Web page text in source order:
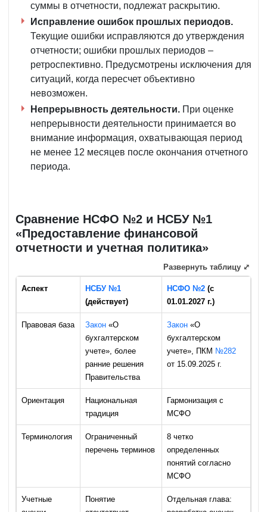
суммы в отчетности, подлежат раскрытию.
Исправление ошибок прошлых периодов.
Текущие ошибки исправляются до утверждения
отчетности; ошибки прошлых периодов –
ретроспективно. Предусмотрены исключения для
ситуаций, когда пересчет объективно
невозможен.
Непрерывность деятельности. При оценке
непрерывности деятельности принимается во
внимание информация, охватывающая период
не менее 12 месяцев после окончания отчетного
периода.
Сравнение НСФО №2 и НСБУ №1
«Предоставление финансовой
отчетности и учетная политика»
Аспект
НСБУ №1
(действует)
НСФО №2 (с
01.01.2027 г.)
Правовая база Закон «О
бухгалтерском
учете», более
ранние решения
Правительства
Закон «О
бухгалтерском
учете», ПКМ №282
от 15.09.2025 г.
Ориентация
Национальная
традиция
Гармонизация с
МСФО
Терминология
Ограниченный
перечень терминов
8 четко
определенных
понятий согласно
МСФО
Учетные
Понятие
Отдельная глава:
Развернуть таблицу ⤢